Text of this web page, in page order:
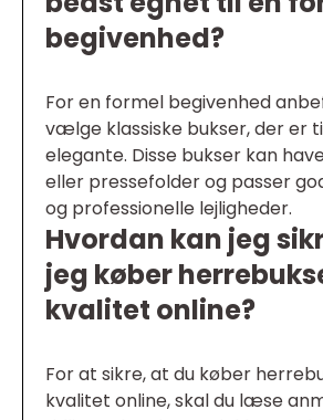
begivenhed?
For en formel begivenhed
vælge klassiske bukser, der er
elegante. Disse bukser kan
eller pressefolder og passer
og professionelle lejligheder.
Hvordan kan jeg
jeg køber
kvalitet online?
For at sikre, at du køber
kvalitet online, skal du læse